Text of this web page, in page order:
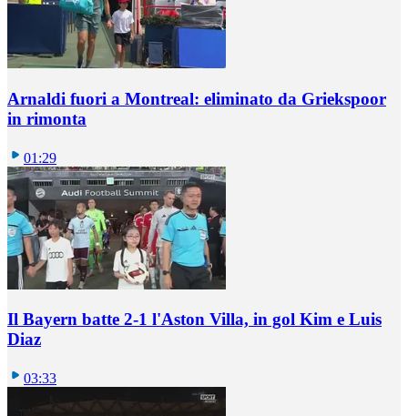
Arnaldi fuori a Montreal: eliminato da Griekspoor
in rimonta
01:29
Il Bayern batte 2-1 l'Aston Villa, in gol Kim e Luis
Diaz
03:33